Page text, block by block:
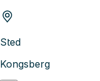
Sted
Kongsberg